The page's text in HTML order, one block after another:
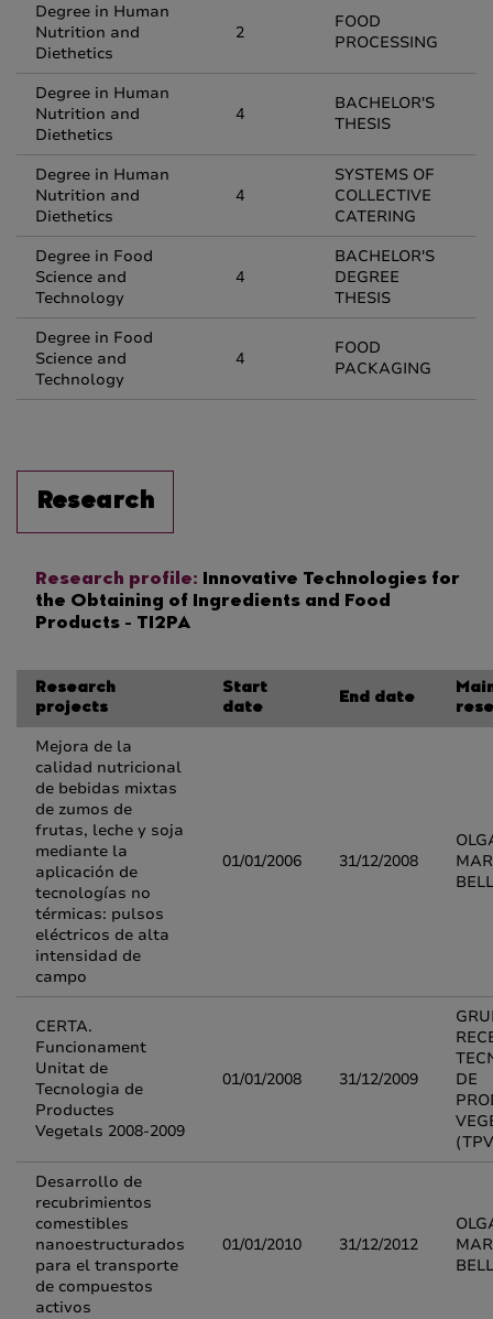
Degree in Human
Nutrition and
Diethetics
2
FOOD
PROCESSING
Degree in Human
Nutrition and
Diethetics
4
BACHELOR'S
THESIS
Degree in Human
Nutrition and
Diethetics
4
SYSTEMS OF
COLLECTIVE
CATERING
Degree in Food
Science and
Technology
4
BACHELOR'S
DEGREE
THESIS
Degree in Food
Science and
Technology
4
FOOD
PACKAGING
Research
Research profile: Innovative Technologies for
the Obtaining of Ingredients and Food
Products - TI2PA
Research
projects
Start
date
End date
Mejora de la
calidad nutricional
de bebidas mixtas
de zumos de
frutas, leche y soja
mediante la
aplicación de
tecnologías no
térmicas: pulsos
eléctricos de alta
intensidad de
campo
01/01/2006 31/12/2008
CERTA.
Funcionament
Unitat de
Tecnologia de
Productes
Vegetals 2008-2009
01/01/2008 31/12/2009
DE
Desarrollo de
recubrimientos
comestibles
nanoestructurados
para el transporte
de compuestos
activos
01/01/2010 31/12/2012